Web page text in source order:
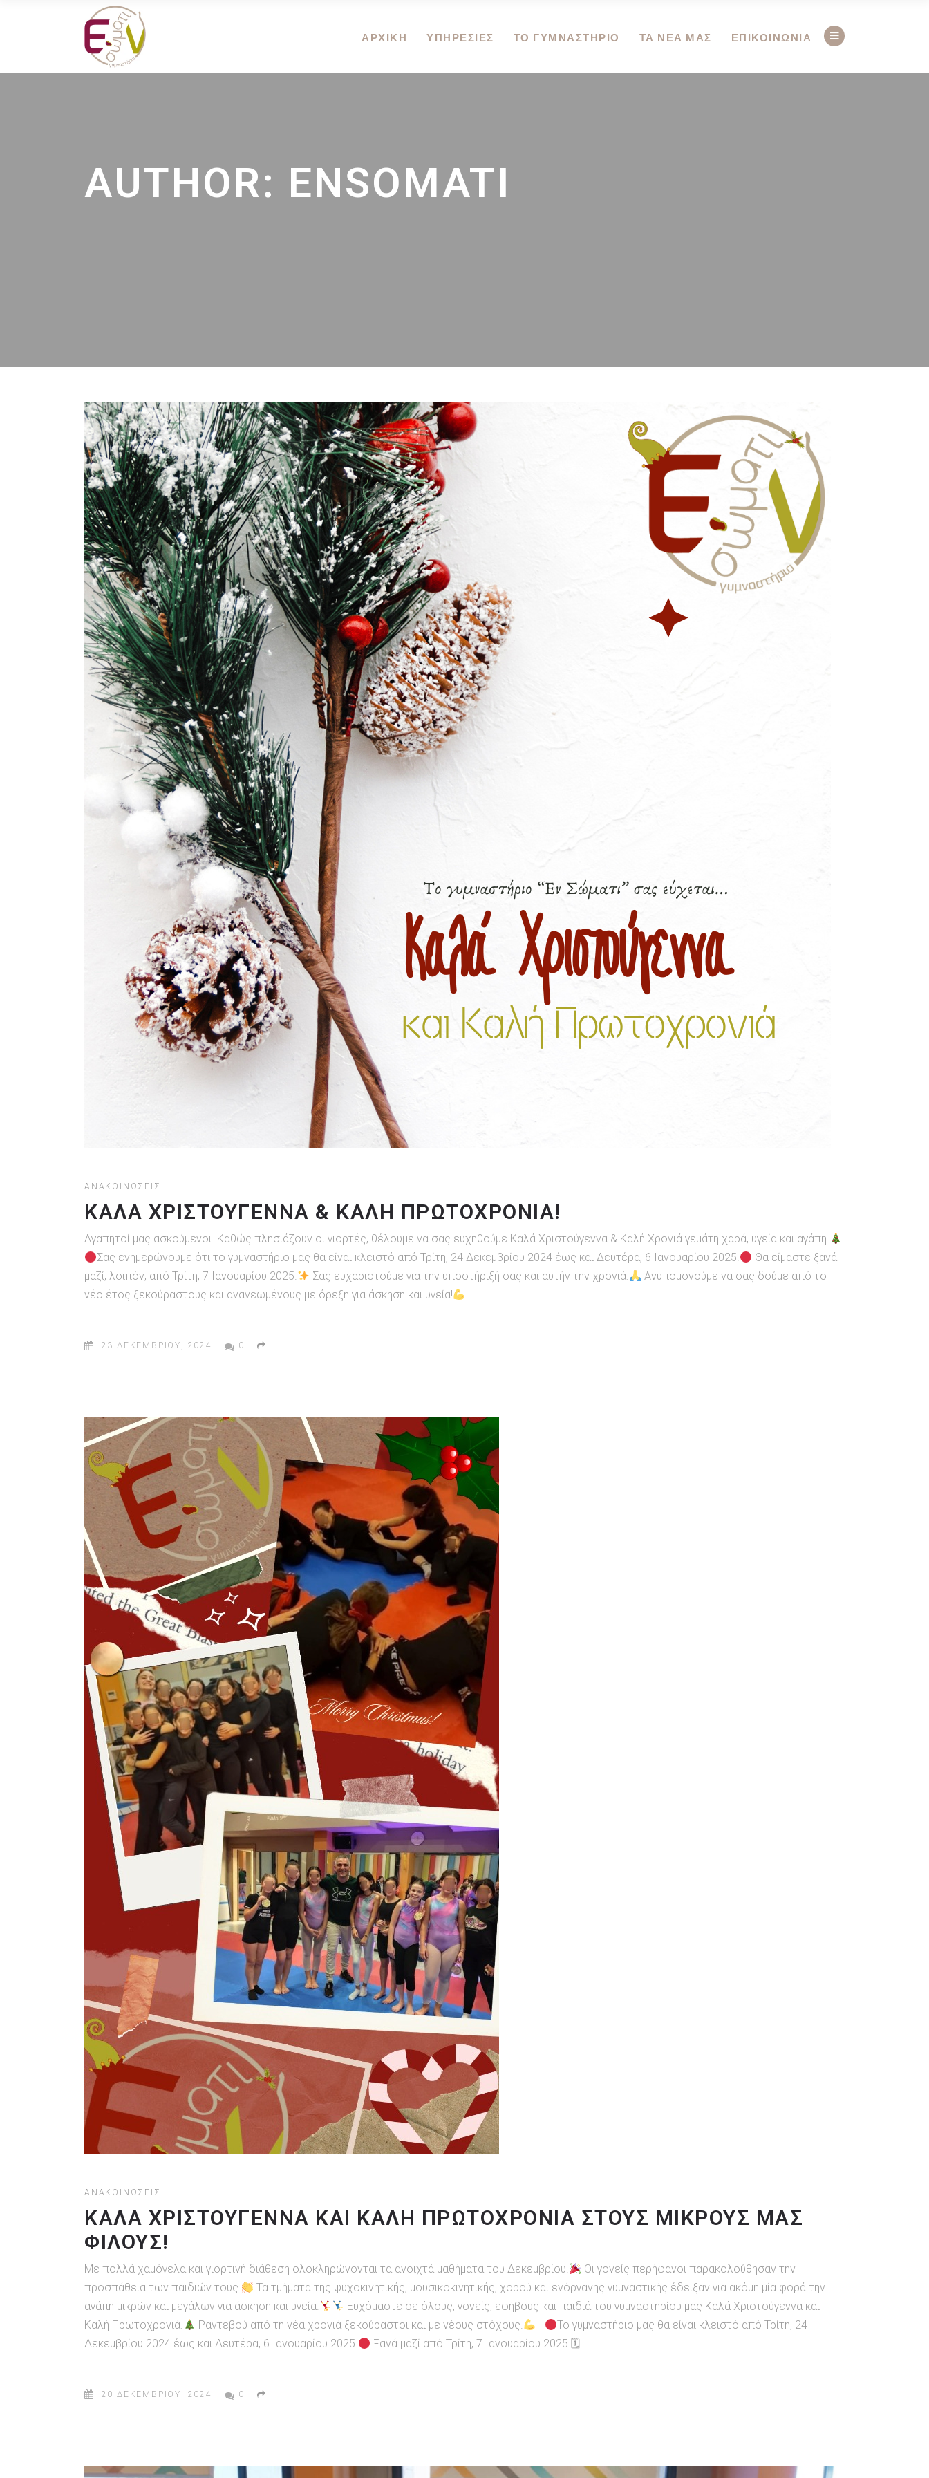
ΑΡΧΙΚΗ ΥΠΗΡΕΣΙΕΣ ΤΟ ΓΥΜΝΑΣΤΗΡΙΟ ΤΑ ΝΕΑ ΜΑΣ ΕΠΙΚΟΙΝΩΝΙΑ
AUTHOR: ENSOMATI
ΑΝΑΚΟΙΝΏΣΕΙΣ
ΚΑΛΆ ΧΡΙΣΤΟΎΓΕΝΝΑ & ΚΑΛΉ ΠΡΩΤΟΧΡΟΝΙΆ!
Αγαπητοί μας ασκούμενοι. Καθώς πλησιάζουν οι γιορτές, θέλουμε να σας ευχηθούμε Καλά Χριστούγεννα & Καλή Χρονιά γεμάτη χαρά, υγεία και αγάπη.
Σας ενημερώνουμε ότι το γυμναστήριο μας θα είναι κλειστό από Τρίτη, 24 Δεκεμβρίου 2024 έως και Δευτέρα, 6 Ιανουαρίου 2025.
Θα είμαστε ξανά
μαζί, λοιπόν, από Τρίτη, 7 Ιανουαρίου 2025.
Σας ευχαριστούμε για την υποστήριξή σας και αυτήν την χρονιά.
Ανυπομονούμε να σας δούμε από το
νέο έτος ξεκούραστους και ανανεωμένους με όρεξη για άσκηση και υγεία!
23 ΔΕΚΕΜΒΡΊΟΥ, 2024 0
ΑΝΑΚΟΙΝΏΣΕΙΣ
ΚΑΛΑ ΧΡΙΣΤΟΥΓΕΝΝΑ ΚΑΙ ΚΑΛΗ ΠΡΩΤΟΧΡΟΝΙΑ ΣΤΟΥΣ ΜΙΚΡΟΥΣ ΜΑΣ
ΦΙΛΟΥΣ!
Με πολλά χαμόγελα και γιορτινή διάθεση ολοκληρώνονται τα ανοιχτά μαθήματα του Δεκεμβρίου.
Οι γονείς περήφανοι παρακολούθησαν την
προσπάθεια των παιδιών τους.
Τα τμήματα της ψυχοκινητικής, μουσικοκινητικής, χορού και ενόργανης γυμναστικής έδειξαν για ακόμη μία φορά την
αγάπη μικρών και μεγάλων για άσκηση και υγεία.
Ευχόμαστε σε όλους, γονείς, εφήβους και παιδιά του γυμναστηρίου μας Καλά Χριστούγεννα και
Καλή Πρωτοχρονιά.
Ραντεβού από τη νέα χρονιά ξεκούραστοι και με νέους στόχους.
Το γυμναστήριο μας θα είναι κλειστό από Τρίτη, 24
Δεκεμβρίου 2024 έως και Δευτέρα, 6 Ιανουαρίου 2025.
Ξανά μαζί από Τρίτη, 7 Ιανουαρίου 2025.🗓
20 ΔΕΚΕΜΒΡΊΟΥ, 2024 0